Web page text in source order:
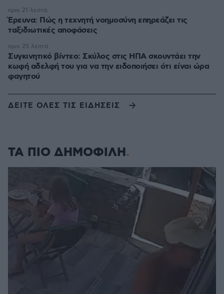
Έρευνα: Πώς η τεχνητή νοημοσύνη επηρεάζει τις
ταξιδιωτικές αποφάσεις
πριν 21 λεπτά
Συγκινητικό βίντεο: Σκύλος στις ΗΠΑ σκουντάει την
κωφή αδελφή του για να την ειδοποιήσει ότι είναι ώρα
φαγητού
πριν 25 λεπτά
ΔΕΙΤΕ ΟΛΕΣ ΤΙΣ ΕΙΔΗΣΕΙΣ
ΤΑ ΠΙΟ ΔΗΜΟΦΙΛΗ